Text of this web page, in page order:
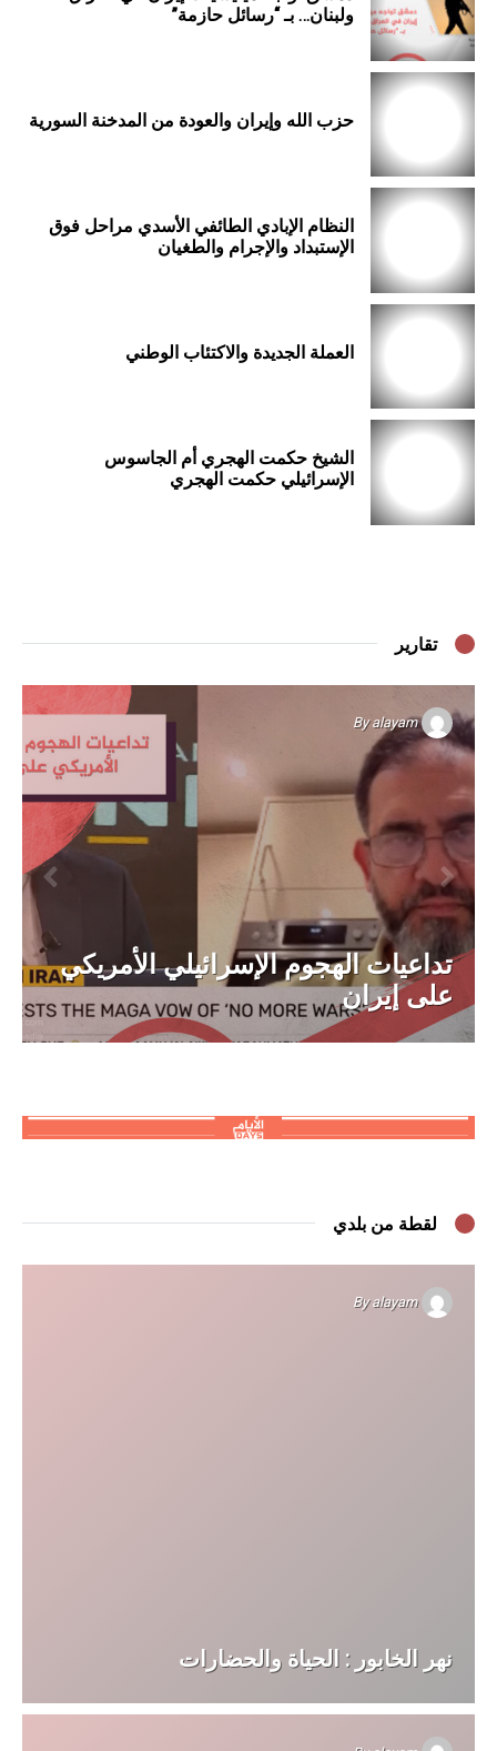
ولبنان… بـ “رسائل حازمة”
حزب الله وإيران والعودة من المدخنة السورية
النظام الإبادي الطائفي الأسدي مراحل فوق
الإستبداد والإجرام والطغيان
العملة الجديدة والاكتئاب الوطني
الشيخ حكمت الهجري أم الجاسوس
الإسرائيلي حكمت الهجري
تقارير
Byalayam
تداعيات الهجوم الإسرائيلي الأمريكي
على إيران
لقطة من بلدي
Byalayam
نهر الخابور : الحياة والحضارات